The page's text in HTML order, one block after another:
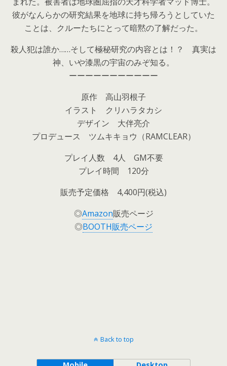
彼がなんらかの研究結果を地球に持ち帰ろうとしていた
ことは、クルーたちにとって暗黙の了解だった。
殺人犯は誰か……そして極秘研究の内容とは！？ 真実は
神、いや漆黒の宇宙のみぞ知る。
ーーーーーーーーーーー
原作 高山羽根子
イラスト クリハラタカシ
デザイン 大伴亮介
プロデュース ツムキキョウ（RAMCLEAR）
プレイ人数 4人 GM不要
プレイ時間 120分
販売予定価格 4,400円(税込)
◎Amazon販売ページ
◎BOOTH販売ページ
Back to top